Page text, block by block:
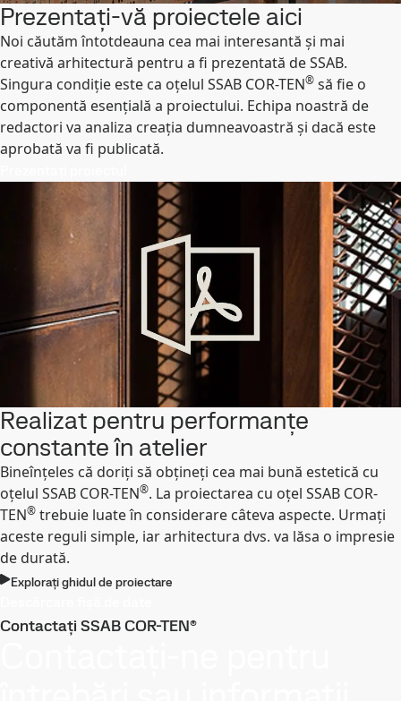
Prezentați-vă proiectele aici
Noi căutăm întotdeauna cea mai interesantă și mai
creativă arhitectură pentru a fi prezentată de SSAB.
Singura condiție este ca oțelul SSAB COR-TEN® să fie o
componentă esențială a proiectului. Echipa noastră de
redactori va analiza creația dumneavoastră și dacă este
aprobată va fi publicată.
Realizat pentru performanțe
constante în atelier
Bineînțeles că doriți să obțineți cea mai bună estetică cu
oțelul SSAB COR-TEN®. La proiectarea cu oțel SSAB COR-
TEN® trebuie luate în considerare câteva aspecte. Urmați
aceste reguli simple, iar arhitectura dvs. va lăsa o impresie
de durată.
Explorați ghidul de proiectare
Contactați SSAB COR-TEN®